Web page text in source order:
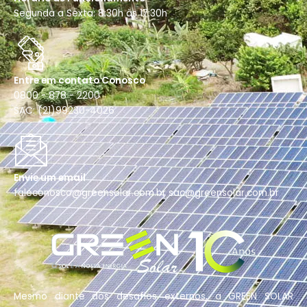
Segunda a Sexta: 8:30h às 17:30h
Entre em contato Conosco
0800 - 878 - 2200
SAC: (21)99230-4026
Envie um email
faleconosco@greensolar.com.br sac@greensolar.com.br
Mesmo diante dos desafios externos, a GREEN SOLAR